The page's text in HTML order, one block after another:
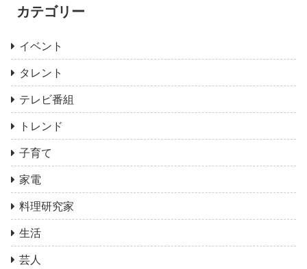
カテゴリー
イベント
タレント
テレビ番組
トレンド
子育て
家電
料理研究家
生活
芸人